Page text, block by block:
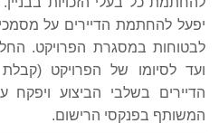
יפעל להחתמת הדיירים על מסמכי
לבטוחות במסגרת הפרויקט.
הדיירים בשלבי הביצוע ויפקח
המשותף בפנקסי הרישום.